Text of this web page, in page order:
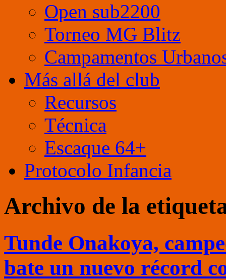
Open sub2200
Torneo MG Blitz
Campamentos
Más allá del club
Recursos
Técnica
Escaque 64+
Protocolo Infancia
Archivo de la
Tunde Onakoya,
bate un nuevo récord